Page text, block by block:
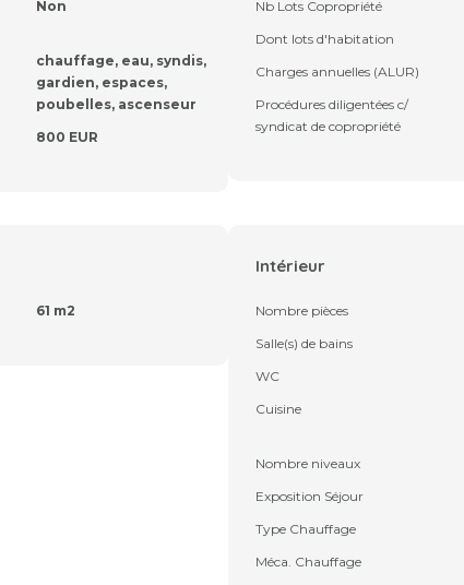
Non
chauffage, eau, syndis,
gardien, espaces,
poubelles, ascenseur
800 EUR
Nb Lots Copropriété
Dont lots d'habitation
Charges annuelles (ALUR)
Procédures diligentées c/
syndicat de copropriété
61 m2
Intérieur
Nombre pièces
Salle(s) de bains
WC
Cuisine
Nombre niveaux
Exposition Séjour
Type Chauffage
Méca. Chauffage